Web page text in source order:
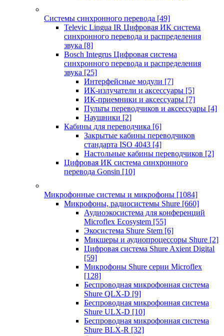
Системы синхронного перевода [49]
Televic Lingua IR Цифровая ИК система
синхронного перевода и распределения
звука [8]
Bosch Integrus Цифровая система
синхронного перевода и распределения
звука [25]
Интерфейсные модули [7]
ИК-излучатели и аксессуары [5]
ИК-приемники и аксессуары [7]
Пульты переводчиков и аксессуары [4]
Наушники [2]
Кабины для переводчика [6]
Закрытые кабины переводчиков
стандарта ISO 4043 [4]
Настольные кабины переводчиков [2]
Цифровая ИК система синхронного
перевода Gonsin [10]
Микрофонные системы и микрофоны [1084]
Микрофоны, радиосистемы Shure [660]
Аудиоэкосистема для конференций
Microflex Ecosystem [55]
Экосистема Shure Stem [6]
Микшеры и аудиопроцессоры Shure [2]
Цифровая система Shure Axient Digital
[59]
Микрофоны Shure серии Microflex
[128]
Беспроводная микрофонная система
Shure QLX-D [9]
Беспроводная микрофонная система
Shure ULX-D [10]
Беспроводная микрофонная система
Shure BLX-R [32]